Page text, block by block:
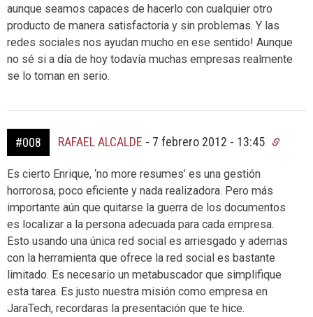
aunque seamos capaces de hacerlo con cualquier otro
producto de manera satisfactoria y sin problemas. Y las
redes sociales nos ayudan mucho en ese sentido! Aunque
no sé si a día de hoy todavía muchas empresas realmente
se lo toman en serio.
#008 RAFAEL ALCALDE - 7 febrero 2012 - 13:45
Es cierto Enrique, ‘no more resumes’ es una gestión
horrorosa, poco eficiente y nada realizadora. Pero más
importante aún que quitarse la guerra de los documentos
es localizar a la persona adecuada para cada empresa.
Esto usando una única red social es arriesgado y ademas
con la herramienta que ofrece la red social es bastante
limitado. Es necesario un metabuscador que simplifique
esta tarea. Es justo nuestra misión como empresa en
JaraTech, recordaras la presentación que te hice.